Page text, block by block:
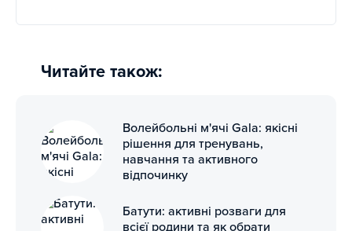
Читайте також:
Волейбольні м'ячі Gala: якісні
рішення для тренувань,
навчання та активного
відпочинку
Батути: активні розваги для
всієї родини та як обрати